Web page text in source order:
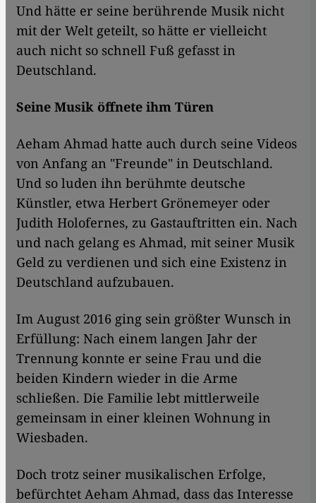
Und hätte er seine berührende Musik nicht
mit der Welt geteilt, so hätte er vielleicht
auch nicht so schnell Fuß gefasst in
Deutschland.
Seine Musik öffnete ihm Türen
Aeham Ahmad hatte auch durch seine Videos
von Anfang an "Freunde" in Deutschland.
Und so luden ihn berühmte deutsche
Künstler, etwa Herbert Grönemeyer oder
Judith Holofernes, zu Gastauftritten ein. Nach
und nach gelang es Ahmad, mit seiner Musik
Geld zu verdienen und sich eine Existenz in
Deutschland aufzubauen.
Im August 2016 ging sein größter Wunsch in
Erfüllung: Nach einem langen Jahr der
Trennung konnte er seine Frau und die
beiden Kindern wieder in die Arme
schließen. Die Familie lebt mittlerweile
gemeinsam in einer kleinen Wohnung in
Wiesbaden.
Doch trotz seiner musikalischen Erfolge,
befürchtet Aeham Ahmad, dass das Interesse